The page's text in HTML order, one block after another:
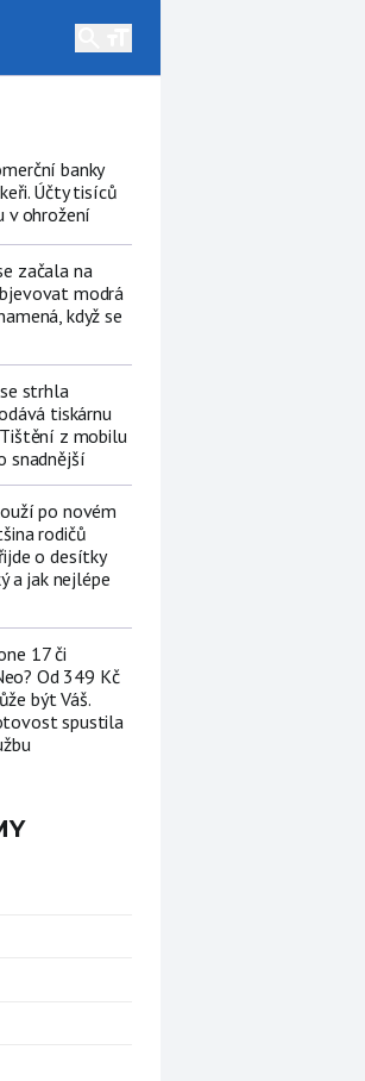
banky
Účty tisíců
v ohrožení
začala na
modrá
když se
strhla
tiskárnu
z mobilu
snadnější
po novém
rodičů
o desítky
a jak nejlépe
17 či
Od 349 Kč
být Váš.
spustila